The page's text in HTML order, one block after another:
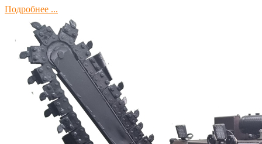
Подробнее ...